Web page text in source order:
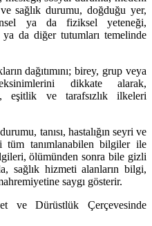
sağlık durumu, doğduğu yer,
ya da fiziksel yeteneği,
da diğer tutumları temelinde
dağıtımını; birey, grup veya
dikkate alarak,
eşitlik ve tarafsızlık ilkeleri
tanısı, hastalığın seyri ve
tüm tanımlanabilen bilgiler ile
ölümünden sonra bile gizli
sağlık hizmeti alanların bilgi,
saygı gösterir.
ve Dürüstlük Çerçevesinde